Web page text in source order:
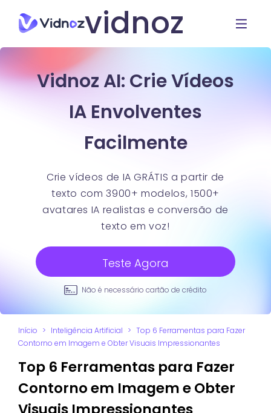
vidnoz
Vidnoz AI: Crie Vídeos
IA Envolventes
Facilmente
Crie vídeos de IA GRÁTIS a partir de
texto com 3900+ modelos, 1500+
avatares IA realistas e conversão de
texto em voz!
Teste Agora
Não é necessário cartão de crédito
Início > Inteligência Artificial > Top 6 Ferramentas para Fazer
Contorno em Imagem e Obter Visuais Impressionantes
Top 6 Ferramentas para Fazer
Contorno em Imagem e Obter